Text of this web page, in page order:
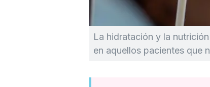
La hidratación y la
en aquellos pacientes que